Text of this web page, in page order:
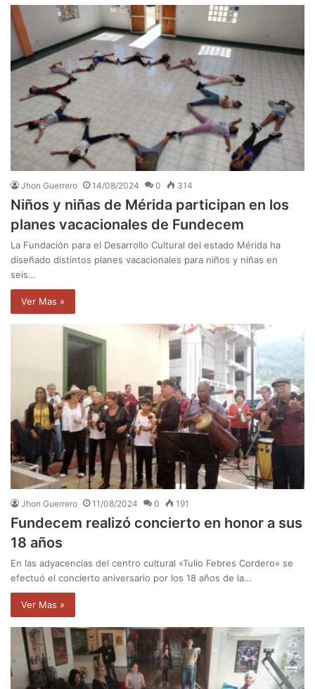
Jhon Guerrero 14/08/2024 0 314
Niños y niñas de Mérida participan en los
planes vacacionales de Fundecem
La Fundación para el Desarrollo Cultural del estado Mérida ha
diseñado distintos planes vacacionales para niños y niñas en
seis…
Ver Mas »
Jhon Guerrero 11/08/2024 0 191
Fundecem realizó concierto en honor a sus
18 años
En las adyacencias del centro cultural «Tulio Febres Cordero» se
efectuó el concierto aniversario por los 18 años de la…
Ver Mas »